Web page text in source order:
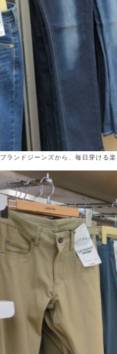
ブランドジーンズから、毎日穿ける